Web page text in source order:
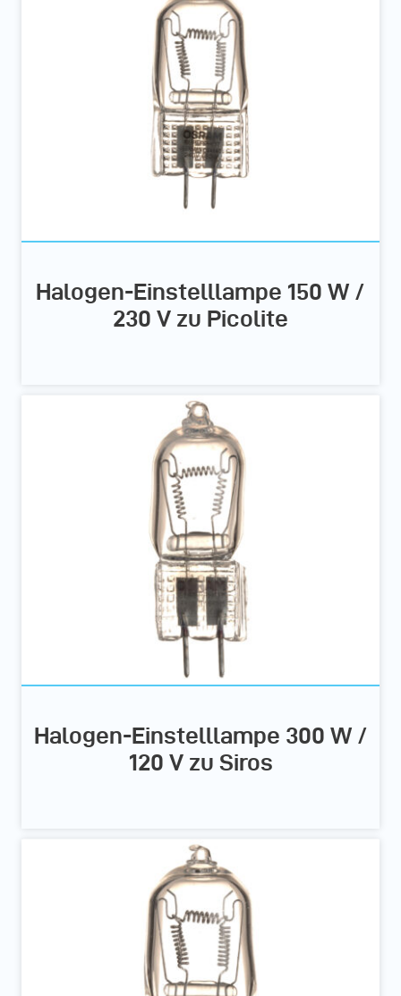
Halogen-Einstelllampe 150 W /
230 V zu Picolite
Halogen-Einstelllampe 300 W /
120 V zu Siros